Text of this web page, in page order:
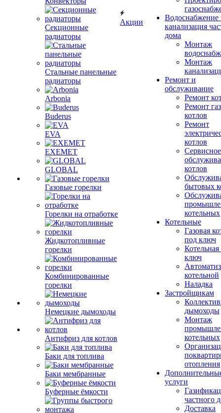
Секционные
радиаторы
Стальные панельные
радиаторы
Arbonia
Buderus
EVA
EXEMET
GLOBAL
Газовые горелки
Горелки на отработке
Жидкотопливные
горелки
Комбинированные
горелки
Немецкие дымоходы
Антифриз для котлов
Баки для топлива
Баки мембранные
Буферные ёмкости
Акции
Водоснабжение
канализация
дома
Монтаж
Монтаж
Ремонт и
обслуживание
Ремонт
Ремонт
котлов
Ремонт
котлов
Сервисное
котлов
бытовых
котельных
Котельные
Газовая
под ключ
ключ
котельной
Наладка
Застройщикам
дымоходы
Монтаж
котельных
отопления
услуги
частного
Доставка